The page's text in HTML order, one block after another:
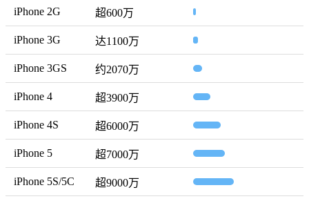
iPhone 2G 超600万
iPhone 3G 达1100万
iPhone 3GS 约2070万
iPhone 4 超3900万
iPhone 4S 超6000万
iPhone 5 超7000万
iPhone 5S/5C 超9000万